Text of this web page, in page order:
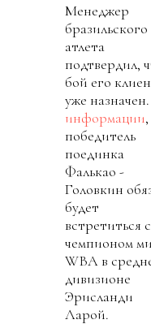
Менеджер
бразильского
атлета
подтвердил,
бой его
уже назначен.
информации,
победитель
поединка
Фалькао -
Головкин
будет
встретиться с
чемпионом
WBA в
дивизионе
Эрисланди
Ларой.